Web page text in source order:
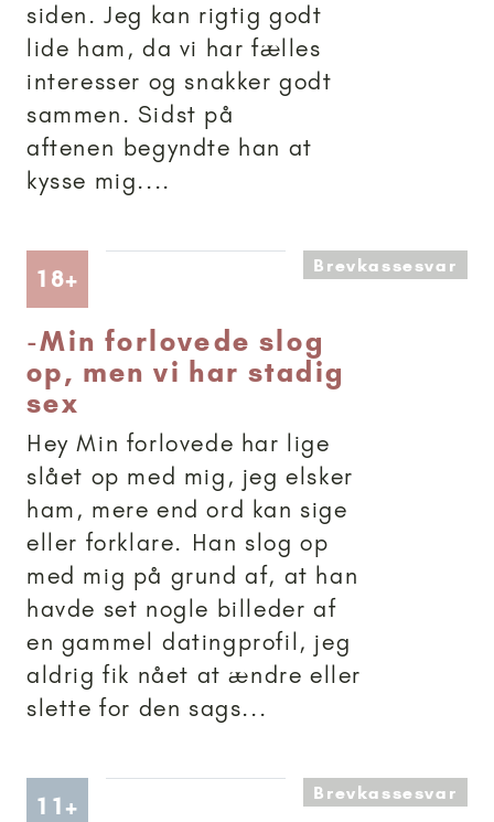
siden. Jeg kan rigtig godt
lide ham, da vi har fælles
interesser og snakker godt
sammen. Sidst på
aftenen begyndte han at
kysse mig....
18+ Artikler anbefalet til 18+Brevkassesvar
-Min forlovede slog
op, men vi har stadig
sex
Hey Min forlovede har lige
slået op med mig, jeg elsker
ham, mere end ord kan sige
eller forklare. Han slog op
med mig på grund af, at han
havde set nogle billeder af
en gammel datingprofil, jeg
aldrig fik nået at ændre eller
slette for den sags...
11+ Artikler anbefalet til 11+Brevkassesvar